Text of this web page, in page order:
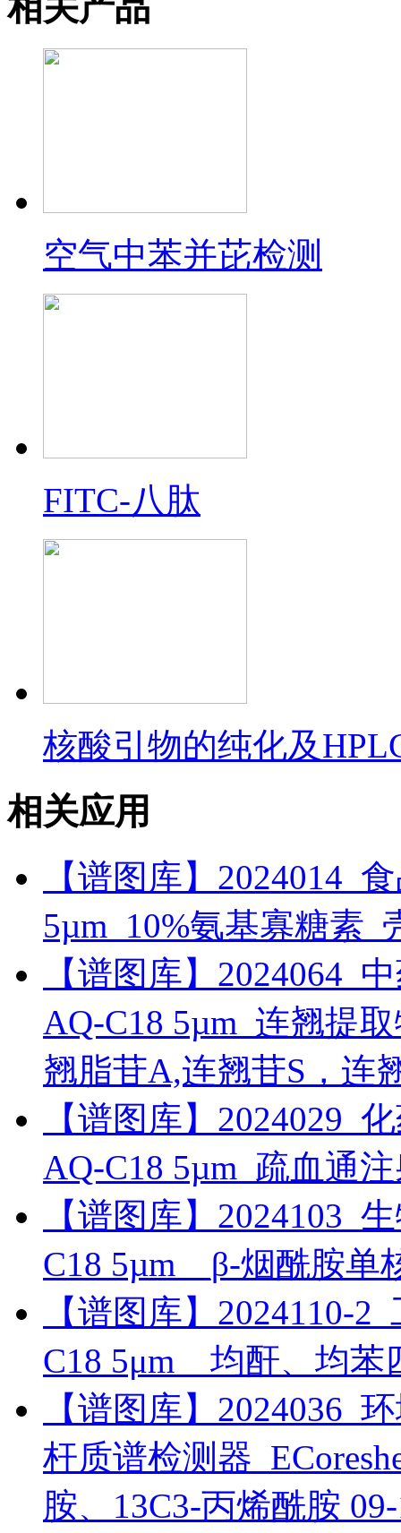
空气中苯并芘检测
FITC-八肽
核酸引物的纯化及
相关应用
【谱图库】2024014_
5µm_10%氨基寡糖素
【谱图库】2024064_
AQ-C18 5µm_连翘提
翘脂苷A,连翘苷S，连
【谱图库】2024029_
AQ-C18 5µm_疏血通
【谱图库】2024103_
C18 5µm__β-烟酰胺单
【谱图库】2024110-
C18 5μm__均酐、均
【谱图库】2024036_
杆质谱检测器
胺、13C3-丙烯酰胺